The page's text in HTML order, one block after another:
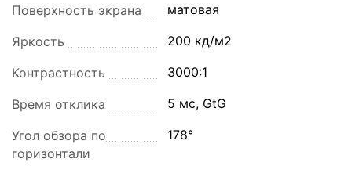
Поверхность экрана матовая
Яркость 200 кд/м2
Контрастность 3000:1
Время отклика 5 мс, GtG
Угол обзора по
горизонтали
178°